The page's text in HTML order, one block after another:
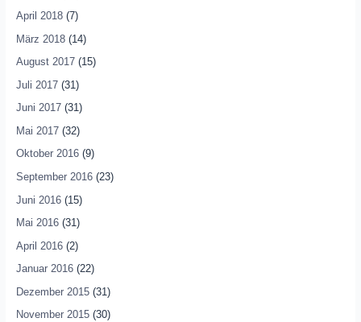
April 2018(7)
März 2018(14)
August 2017(15)
Juli 2017(31)
Juni 2017(31)
Mai 2017(32)
Oktober 2016(9)
September 2016(23)
Juni 2016(15)
Mai 2016(31)
April 2016(2)
Januar 2016(22)
Dezember 2015(31)
November 2015(30)